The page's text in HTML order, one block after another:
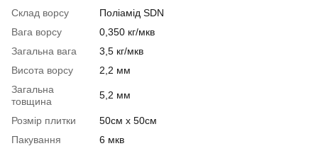
Склад ворсу
Поліамід SDN
Вага ворсу
0,350 кг/мкв
Загальна вага
3,5 кг/мкв
Висота ворсу
2,2 мм
Загальна
товщина
5,2 мм
Розмір плитки
50см х 50см
Пакування
6 мкв